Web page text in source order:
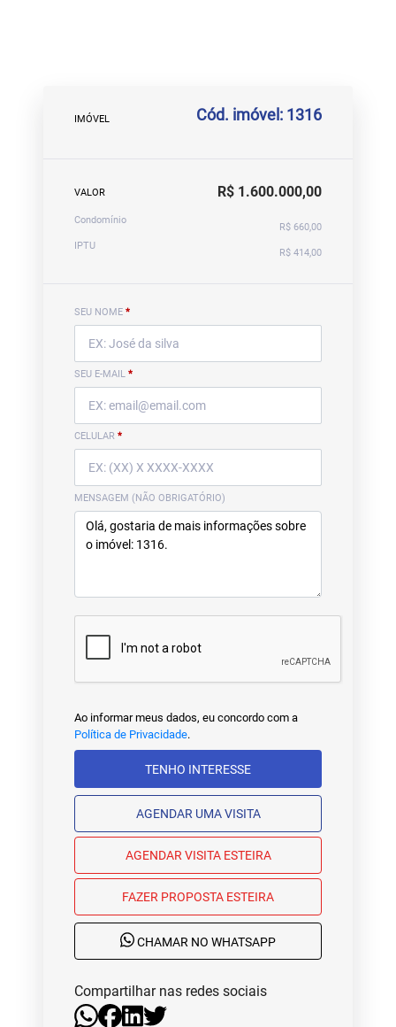
IMÓVEL Cód. imóvel: 1316
VALOR R$ 1.600.000,00
Condomínio
R$ 660,00
IPTU
R$ 414,00
SEU NOME *
SEU E-MAIL *
CELULAR *
MENSAGEM (NÃO OBRIGATÓRIO)
Ao informar meus dados, eu concordo com a
Política de Privacidade.
TENHO INTERESSE
AGENDAR UMA VISITA
AGENDAR VISITA ESTEIRA
FAZER PROPOSTA ESTEIRA
CHAMAR NO WHATSAPP
Compartilhar nas redes sociais